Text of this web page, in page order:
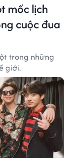
mốc lịch
cuộc đua
trong những
giới.